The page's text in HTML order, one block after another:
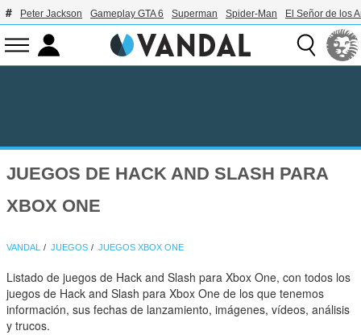
Peter Jackson Gameplay GTA 6 Superman Spider-Man El Señor de los
JUEGOS DE HACK AND SLASH PARA
XBOX ONE
VANDAL JUEGOS JUEGOS XBOX ONE
Listado de juegos de Hack and Slash para Xbox One, con todos los
juegos de Hack and Slash para Xbox One de los que tenemos
información, sus fechas de lanzamiento, imágenes, vídeos, análisis
y trucos.